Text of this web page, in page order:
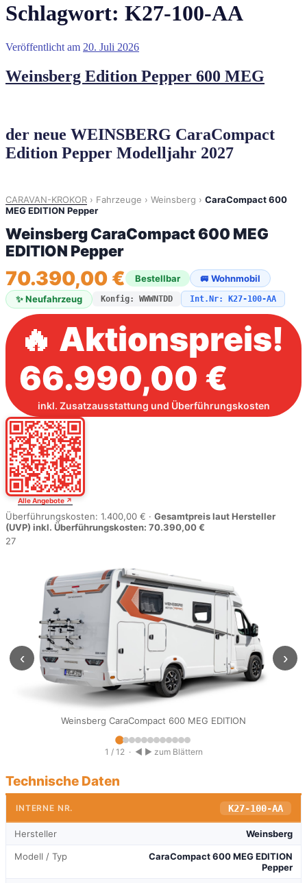
Schlagwort: K27-100-AA
Veröffentlicht am 20. Juli 2026
Weinsberg Edition Pepper 600 MEG
der neue WEINSBERG CaraCompact
Edition Pepper Modelljahr 2027
CARAVAN-KROKOR › Fahrzeuge › Weinsberg › CaraCompact 600
MEG EDITION Pepper
Weinsberg CaraCompact 600 MEG
EDITION Pepper
70.390,00 € Bestellbar
🚐 Wohnmobil
✨ Neufahrzeug
Konfig: WWWNTDD Int.Nr: K27-100-AA
🔥 Aktionspreis!
66.990,00 €
inkl. Zusatzausstattung und Überführungskosten
Alle Angebote ↗
Überführungskosten: 1.400,00 € · Gesamtpreis laut Hersteller
(UVP) inkl. Überführungskosten: 70.390,00 €
27
Weinsberg CaraCompact 600 MEG EDITION
‹ ›
1 / 12 · ◀ ▶ zum Blättern
Technische Daten
INTERNE NR. K27-100-AA
Hersteller Weinsberg
Modell / Typ
CaraCompact 600 MEG EDITION
Pepper